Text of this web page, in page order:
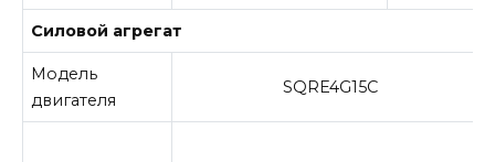
Силовой агрегат
Модель
двигателя
SQRE4G15C